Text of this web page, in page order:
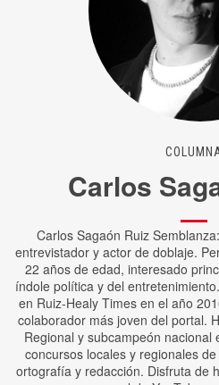
Carlos
Carlos Sagaón Ruiz
entrevistador y actor de doblaje.
22 años de edad, interesado
índole política y del
en Ruiz-Healy Times en el año
colaborador más joven del portal.
Regional y subcampeón nacional
concursos locales y regionales
ortografía y redacción. Disfruta de